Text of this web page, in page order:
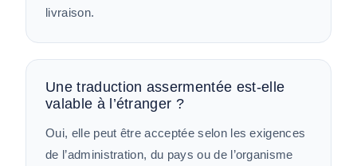
livraison.
Une traduction assermentée est-elle
valable à l’étranger ?
Oui, elle peut être acceptée selon les exigences
de l’administration, du pays ou de l’organisme